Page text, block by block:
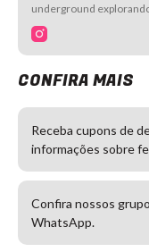
underground
CONFIRA MAIS
Receba cupons de
informações sobre
Confira nossos
WhatsApp.